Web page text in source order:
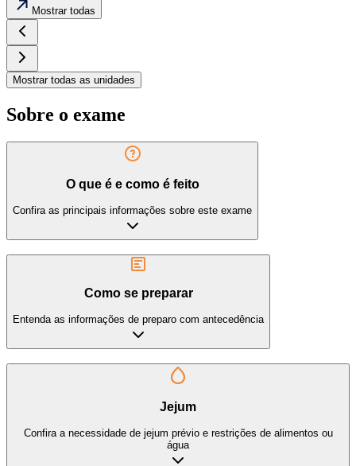
Mostrar todas
Mostrar todas as unidades
Sobre o exame
O que é e como é feito
Confira as principais informações sobre este exame
Como se preparar
Entenda as informações de preparo com antecedência
Jejum
Confira a necessidade de jejum prévio e restrições de alimentos ou
água